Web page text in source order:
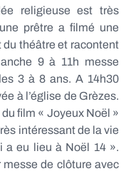
religieuse est très
prêtre a filmé une
du théâtre et racontent
9 à 11h messe
3 à 8 ans. A 14h30
à l’église de Grèzes.
film « Joyeux Noël »
intéressant de la vie
a eu lieu à Noël 14 ».
messe de clôture avec